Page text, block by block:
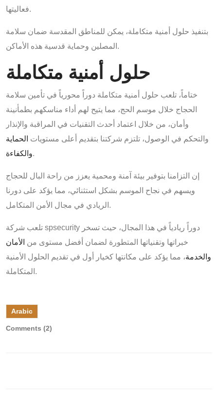
فعاليتها.
بتنفيذ حلول أمنية متكاملة، يمكن للمناطق المقدسة ضمان سلامة
المصلين وحماية قدسية هذه الأماكن.
حلول أمنية متكاملة
ختاماً، تلعب حلول أمنية متكاملة دوراً محورياً في تأمين سلامة
الحجاج خلال موسم الحج، مما يتيح لهم أداء مناسكهم بطمأنينة
وأمان، من خلال اعتماد أحدث التقنيات في المراقبة والإنذار
والتحكم في الوصول، تلتزم شركتنا بتقديم أعلى مستويات الحماية
والكفاءة.
إن التزامنا بتوفير بيئة آمنة ومحمية يعزز من راحة البال للحجاج
ويسهم في نجاح الموسم بشكل استثنائي، مما يؤكد على دورنا
الريادي في مجال الأمن المتكامل.
تلعب شركة spsecurity دوراً ريادياً في هذا المجال، حيث تسخر
خبراتها وتقنياتها المتطورة لضمان أفضل مستوى من الأمان
والخدمة، مما يؤكد على مكانتها كخيار أول في تقديم الحلول الأمنية
المتكاملة.
Arabic
Comments (2)